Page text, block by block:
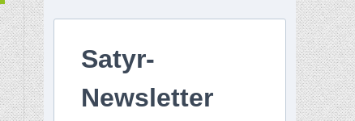
Satyr-
Newsletter